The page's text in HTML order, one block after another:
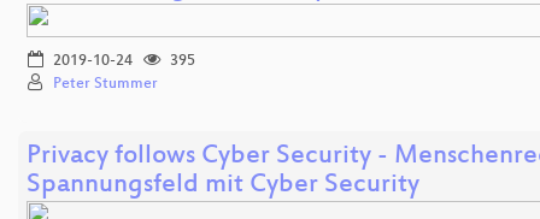
2019-10-24
395
Peter Stummer
Privacy follows Cyber Security -
Spannungsfeld mit Cyber Security